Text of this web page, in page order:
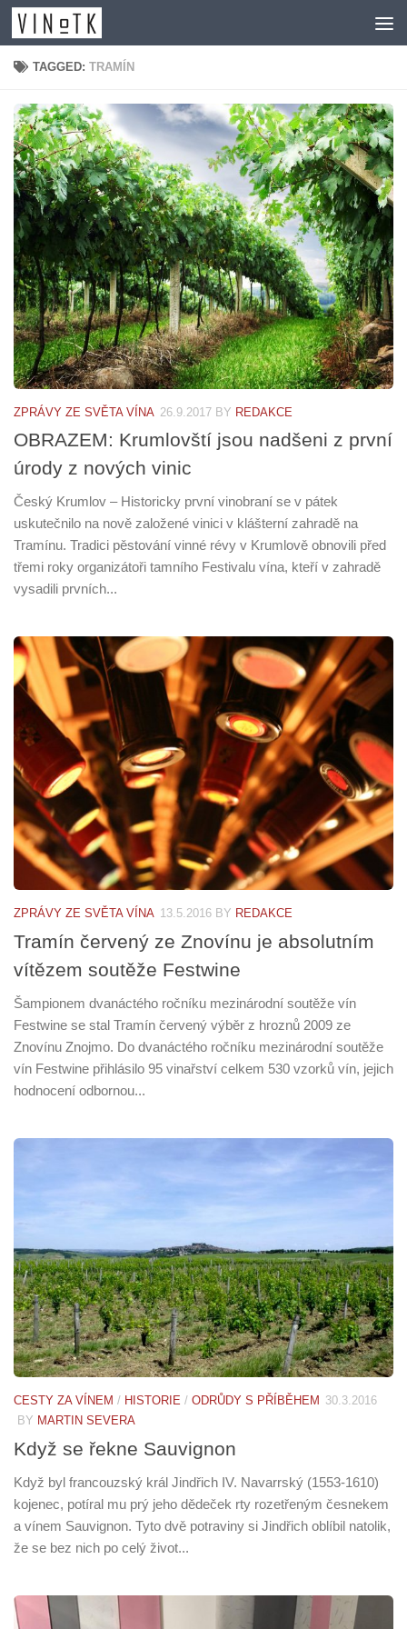
Skip to content
TAGGED:TRAMÍN
ZPRÁVY ZE SVĚTA VÍNA 26.9.2017 BY REDAKCE
OBRAZEM: Krumlovští jsou nadšeni z první
úrody z nových vinic
Český Krumlov – Historicky první vinobraní se v pátek
uskutečnilo na nově založené vinici v klášterní zahradě na
Tramínu. Tradici pěstování vinné révy v Krumlově obnovili před
třemi roky organizátoři tamního Festivalu vína, kteří v zahradě
vysadili prvních...
ZPRÁVY ZE SVĚTA VÍNA 13.5.2016 BY REDAKCE
Tramín červený ze Znovínu je absolutním
vítězem soutěže Festwine
Šampionem dvanáctého ročníku mezinárodní soutěže vín
Festwine se stal Tramín červený výběr z hroznů 2009 ze
Znovínu Znojmo. Do dvanáctého ročníku mezinárodní soutěže
vín Festwine přihlásilo 95 vinařství celkem 530 vzorků vín, jejich
hodnocení odbornou...
CESTY ZA VÍNEM / HISTORIE / ODRŮDY S PŘÍBĚHEM 30.3.2016
BY MARTIN SEVERA
Když se řekne Sauvignon
Když byl francouzský král Jindřich IV. Navarrský (1553-1610)
kojenec, potíral mu prý jeho dědeček rty rozetřeným česnekem
a vínem Sauvignon. Tyto dvě potraviny si Jindřich oblíbil natolik,
že se bez nich po celý život...